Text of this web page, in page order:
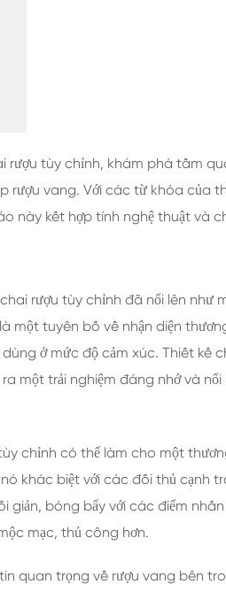
rượu tùy chỉnh, khám phá tầm
vang. Với các từ khóa của
này kết hợp tính nghệ thuật và
rượu tùy chỉnh đã nổi lên như
tuyên bố về nhận diện
ở mức độ cảm xúc. Thiết kế
một trải nghiệm đáng nhớ và
chỉnh có thể làm cho một
khác biệt với các đối thủ cạnh
giản, bóng bẩy với các điểm
mạc, thủ công hơn.
quan trọng về rượu vang bên